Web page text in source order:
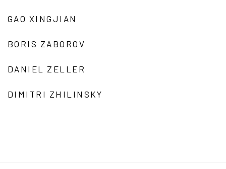
GAO XINGJIAN
BORIS ZABOROV
DANIEL ZELLER
DIMITRI ZHILINSKY